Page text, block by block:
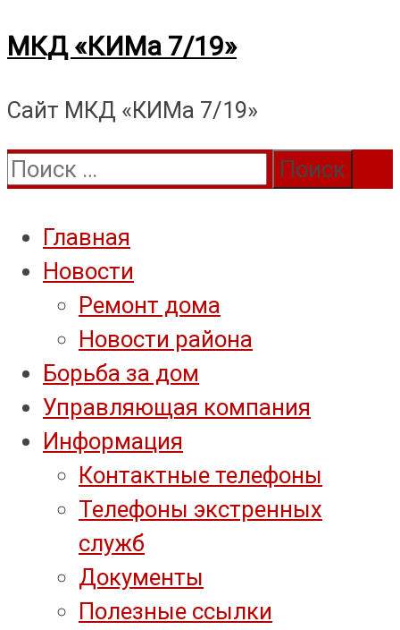
Перейти
содержимому
МКД «КИМа 7/19»
Сайт МКД «КИМа 7/19»
Поиск:
Главная
Новости
Ремонт дома
Новости района
Борьба за дом
Управляющая компания
Информация
Контактные телефоны
Телефоны экстренных
служб
Документы
Полезные ссылки